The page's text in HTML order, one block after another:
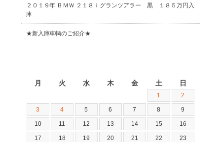
２０１９年 ＢＭＷ ２１８ｉグランツアラー 黒 １８５万円入
庫
★新入庫車輌のご紹介★
月 火 水 木 金 土 日
1 2
3 4 5 6 7 8 9
10 11 12 13 14 15 16
17 18 19 20 21 22 23